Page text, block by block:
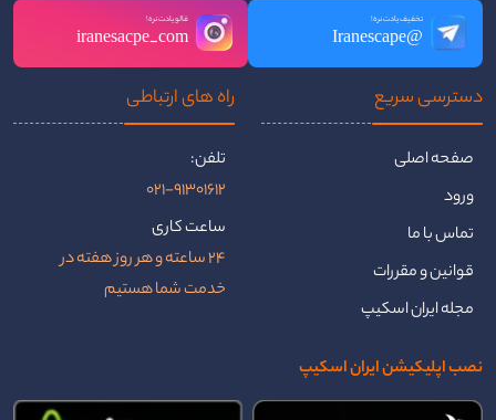
تخفیف یادت نره!
@Iranescape
فالو یادت نره!
iranesacpe_com
دسترسی سریع
صفحه اصلی
ورود
تماس با ما
قوانین و مقررات
مجله ایران اسکیپ
راه ‌های ارتباطی
تلفن:
021-91301612
ساعت کاری
24 ساعته و هر روز هفته در
خدمت شما هستیم
نصب اپلیکیشن ایران اسکیپ